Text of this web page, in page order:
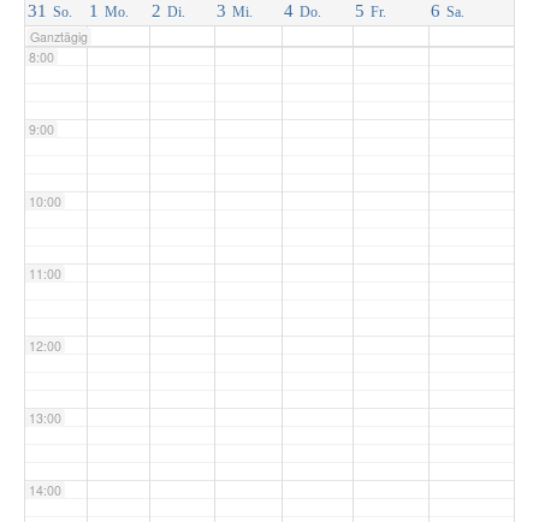
31 So. 1 Mo. 2 Di. 3 Mi. 4 Do. 5 Fr. 6 Sa.
Ganztägig
8:00
9:00
10:00
11:00
12:00
13:00
14:00